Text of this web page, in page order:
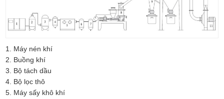
1. Máy nén khí
2. Buồng khí
3. Bộ tách dầu
4. Bộ lọc thô
5. Máy sấy khô khí